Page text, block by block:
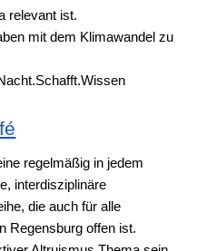
relevant ist.
mit dem Klimawandel zu
regelmäßig in jedem
interdisziplinäre
die auch für alle
Regensburg offen ist.